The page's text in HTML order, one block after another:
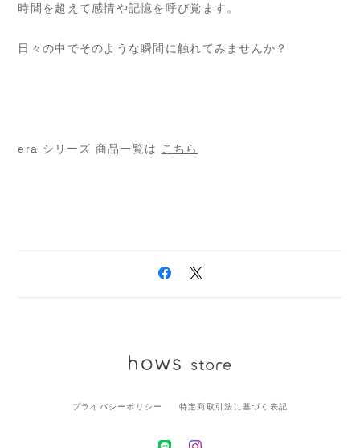
時間を超えて感情や記憶を呼び覚ます。
日々の中でそのような瞬間に触れてみませんか？
era シリーズ 商品一覧は こちら
プライバシーポリシー 特定商取引法に基づく表記